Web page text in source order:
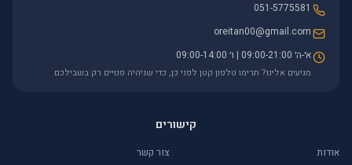
051-5775581
oreitan00@gmail.com
א׳-ה׳ 09:00-21:00 | ו׳ 09:00-14:00
מגיעים אלינו? תרימו טלפון קטן לפני כן, כדי שניהיה פנויים רק בשבילכם
קישורים
אודות צור קשר